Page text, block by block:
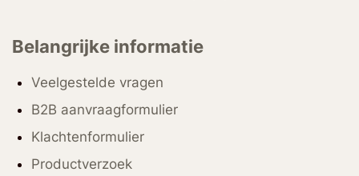
Belangrijke informatie
Veelgestelde vragen
B2B aanvraagformulier
Klachtenformulier
Productverzoek